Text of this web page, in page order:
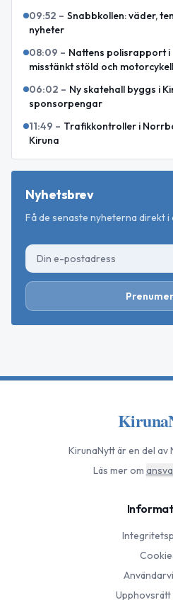
09:52 – Snabbkollen: väder,
nyheter
08:09 – Nattens polisrapport
misstänkt stöld och
06:02 – Ny skatehall byggs i
sponsorpengar
11:49 – Trafikkontroller i
Kiruna
Nyhetsbrev
Få de senaste nyheterna direkt i
KirunaNyttär en del av
Läs mer om
Upphovsrätt